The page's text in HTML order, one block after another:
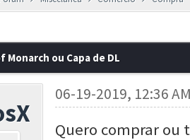
Monarch ou Capa de DL
06-19-2019, 12:36
Quero comprar ou